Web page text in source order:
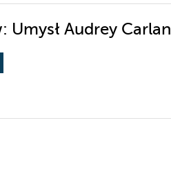
Audrey Carlan